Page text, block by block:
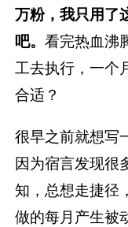
万粉，我只用了
吧。看完热血沸
工去执行，一个
合适？
很早之前就想写
因为宿言发现很
知，总想走捷径
做的每月产生被